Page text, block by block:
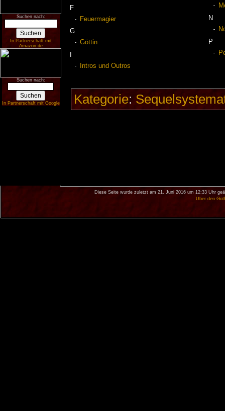
Suchen nach:
In Partnerschaft mit
Amazon.de
Suchen nach:
In Partnerschaft mit Google
F
Feuermagier
G
Göttin
Intros und Outros
N
P
Kategorie:
Diese Seite wurde zuletzt am 21. Juni 2016 um 12:33 Uhr
Über den